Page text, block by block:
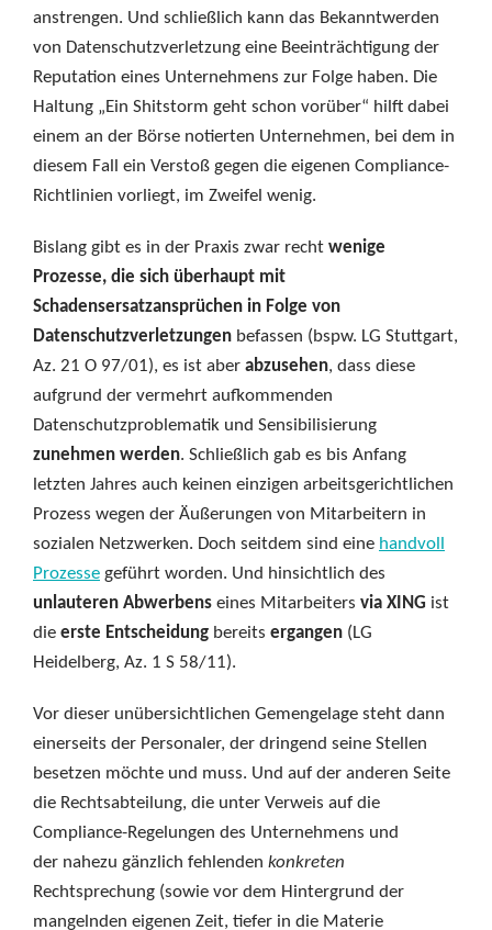
anstrengen. Und schließlich kann das Bekanntwerden
von Datenschutzverletzung eine Beeinträchtigung der
Reputation eines Unternehmens zur Folge haben. Die
Haltung „Ein Shitstorm geht schon vorüber“ hilft dabei
einem an der Börse notierten Unternehmen, bei dem in
diesem Fall ein Verstoß gegen die eigenen Compliance-
Richtlinien vorliegt, im Zweifel wenig.
Bislang gibt es in der Praxis zwar recht wenige
Prozesse, die sich überhaupt mit
Schadensersatzansprüchen in Folge von
Datenschutzverletzungen befassen (bspw. LG Stuttgart,
Az. 21 O 97/01), es ist aber abzusehen, dass diese
aufgrund der vermehrt aufkommenden
Datenschutzproblematik und Sensibilisierung
zunehmen werden. Schließlich gab es bis Anfang
letzten Jahres auch keinen einzigen arbeitsgerichtlichen
Prozess wegen der Äußerungen von Mitarbeitern in
sozialen Netzwerken. Doch seitdem sind eine handvoll
Prozesse geführt worden. Und hinsichtlich des
unlauteren Abwerbens eines Mitarbeiters via XING ist
die erste Entscheidung bereits ergangen (LG
Heidelberg, Az. 1 S 58/11).
Vor dieser unübersichtlichen Gemengelage steht dann
einerseits der Personaler, der dringend seine Stellen
besetzen möchte und muss. Und auf der anderen Seite
die Rechtsabteilung, die unter Verweis auf die
Compliance-Regelungen des Unternehmens und
der nahezu gänzlich fehlenden konkreten
Rechtsprechung (sowie vor dem Hintergrund der
mangelnden eigenen Zeit, tiefer in die Materie